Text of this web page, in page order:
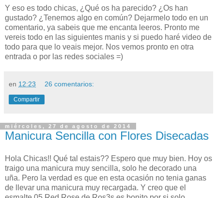
Y eso es todo chicas, ¿Qué os ha parecido? ¿Os han
gustado? ¿Tenemos algo en común? Dejarmelo todo en un
comentario, ya sabeis que me encanta leeros. Pronto me
vereis todo en las siguientes manis y si puedo haré video de
todo para que lo veais mejor. Nos vemos pronto en otra
entrada o por las redes sociales =)
en 12:23 26 comentarios:
Compartir
miércoles, 27 de agosto de 2014
Manicura Sencilla con Flores Disecadas
Hola Chicas!! Qué tal estais?? Espero que muy bien. Hoy os
traigo una manicura muy sencilla, solo he decorado una
uña. Pero la verdad es que en esta ocasión no tenia ganas
de llevar una manicura muy recargada. Y creo que el